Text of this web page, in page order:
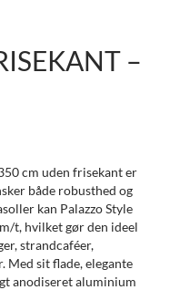
–
cm uden frisekant er
både robusthed og
kan Palazzo Style
t, hvilket gør den ideel
strandcaféer,
Med sit flade, elegante
anodiseret aluminium